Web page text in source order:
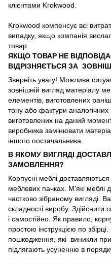
клієнтами Krokwood.
Krokwood компенсує всі
випадку, якщо компанія
товар.
ЯКЩО ТОВАР НЕ
ВІДРІЗНЯЄТЬСЯ ЗА
Зверніть увагу! Можлива
зовнішній вигляд матеріалу
елементів, виготовлених
тону або фактури аналогічних
виготовлених на даний
виробника замінювати
іншого постачальника.
В ЯКОМУ ВИГЛЯДІ
ЗАМОВЛЕННЯ?
Корпусні меблі
меблевих пачках. М'які меблі
частково зібраному вигляді.
складності виробу.
і самостійно. Як правило,
простою інструкцією по
пошкодження, які виникли при
підлягають усуненню в порядку